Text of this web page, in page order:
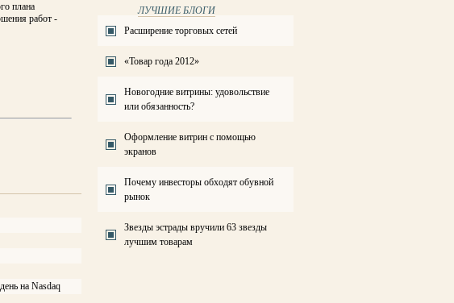
плана
работ -
на Nasdaq
ЛУЧШИЕ БЛОГИ
Расширение торговых сетей
«Товар года 2012»
Новогодние витрины: удовольствие
или обязанность?
Оформление витрин с помощью
экранов
Почему инвесторы обходят обувной
рынок
Звезды эстрады вручили 63 звезды
лучшим товарам